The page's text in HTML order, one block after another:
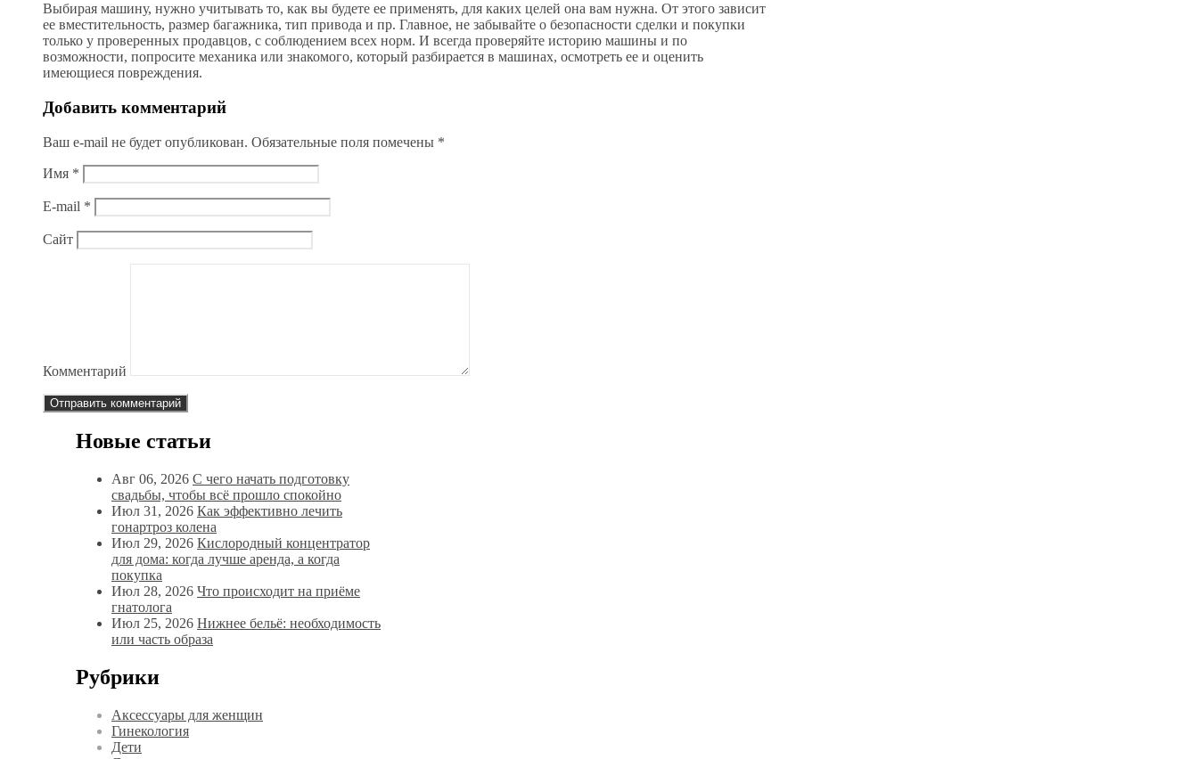
Выбирая машину, нужно учитывать то, как вы будете ее применять, для каких целей она вам нужна. От этого зависит
ее вместительность, размер багажника, тип привода и пр. Главное, не забывайте о безопасности сделки и покупки
только у проверенных продавцов, с соблюдением всех норм. И всегда проверяйте историю машины и по
возможности, попросите механика или знакомого, который разбирается в машинах, осмотреть ее и оценить
имеющиеся повреждения.
Добавить комментарий
Ваш e-mail не будет опубликован. Обязательные поля помечены *
Имя *
E-mail *
Сайт
Комментарий
Новые статьи
Авг 06, 2026 С чего начать подготовку
свадьбы, чтобы всё прошло спокойно
Июл 31, 2026 Как эффективно лечить
гонартроз колена
Июл 29, 2026 Кислородный концентратор
для дома: когда лучше аренда, а когда
покупка
Июл 28, 2026 Что происходит на приёме
гнатолога
Июл 25, 2026 Нижнее бельё: необходимость
или часть образа
Рубрики
Аксессуары для женщин
Гинекология
Дети